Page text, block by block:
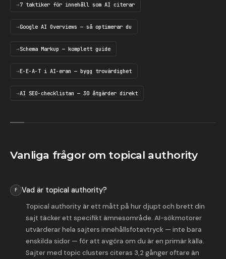
7 taktiker för innehåll som AI citerar
Google AI Overviews — så optimerar du
Schema Markup — komplett guide
E-E-A-T i AI-eran — bygg trovärdighet
AI SEO-checklistan — 30 åtgärder direkt
Vanliga frågor om topical authority
Vad är topical authority?
Topical authority är ett mått på hur djupt och brett din
sajt täcker ett specifikt ämnesområde. AI-sökmotorer
utvärderar hela sajters innehållsfotavtryck — inte bara
enskilda sidor — för att avgöra om du är en primär källa.
Sajter med topic clusters citeras 3,2 gånger oftare än